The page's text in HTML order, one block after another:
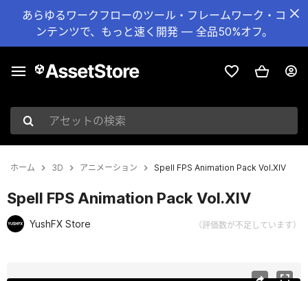
あらゆるワークフローのツール・フレームワーク・コ
ンテンツで、もっと速く開発 — 全品50%オフ。
アセットの検索
ホーム 3D アニメーション Spell FPS Animation Pack Vol.XIV
Spell FPS Animation Pack Vol.XIV
YushFX Store （評価数が不足しています）